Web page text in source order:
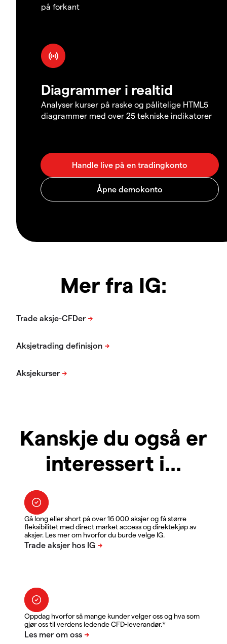
på forkant
Diagrammer i realtid
Analyser kurser på raske og pålitelige HTML5
diagrammer med over 25 tekniske indikatorer
Mer fra IG:
Kanskje du også er
interessert i...
Gå long eller short på over 16 000 aksjer og få større
fleksibilitet med direct market access og direktekjøp av
aksjer. Les mer om hvorfor du burde velge IG.
Oppdag hvorfor så mange kunder velger oss og hva som
gjør oss til verdens ledende CFD-leverandør.*